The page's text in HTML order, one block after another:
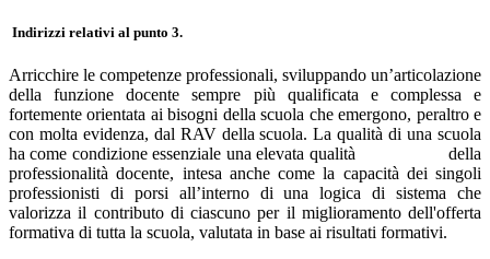
Indirizzi relativi al punto 3.
Arricchire le competenze professionali, sviluppando un’articolazione
della funzione docente sempre più qualificata e complessa e
fortemente orientata ai bisogni della scuola che emergono, peraltro e
con molta evidenza, dal RAV della scuola. La qualità di una scuola
ha come condizione essenziale una elevata qualità della
professionalità docente, intesa anche come la capacità dei singoli
professionisti di porsi all’interno di una logica di sistema che
valorizza il contributo di ciascuno per il miglioramento dell'offerta
formativa di tutta la scuola, valutata in base ai risultati formativi.